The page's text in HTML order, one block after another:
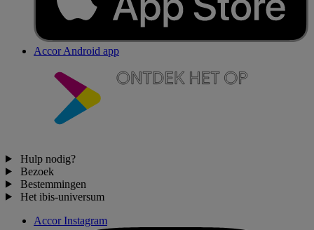
Accor Android app
Hulp nodig?
Bezoek
Bestemmingen
Het ibis-universum
Accor Instagram